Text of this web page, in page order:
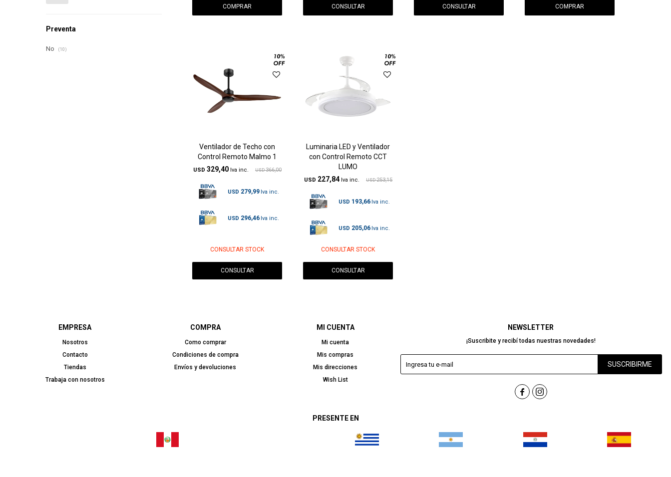
CONSULTAR CONSULTAR
Ventilador de Techo con
Control Remoto Malmo 1
USD 329,40 USD 366,00
USD 279,99
USD 296,46
CONSULTAR STOCK
CONSULTAR
Luminaria LED y Ventilador
con Control Remoto CCT
LUMO
USD 227,84 USD 253,15
USD 193,66
USD 205,06
CONSULTAR STOCK
CONSULTAR
Preventa
No (10)
PRESENTE EN
EMPRESA
Nosotros
Contacto
Tiendas
Trabaja con nosotros
COMPRA
Como comprar
Condiciones de compra
Envíos y devoluciones
MI CUENTA
Mi cuenta
Mis compras
Mis direcciones
Wish List
NEWSLETTER
¡Suscribite y recibí todas nuestras novedades!
SUSCRIBIRME
 